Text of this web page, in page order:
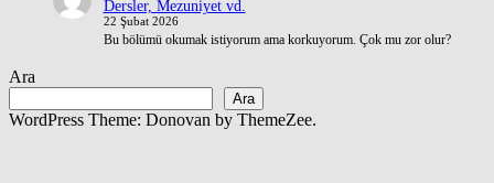
Dersler, Mezuniyet vd.
22 Şubat 2026
Bu bölümü okumak istiyorum ama korkuyorum. Çok mu zor olur?
Ara
Ara
WordPress Theme: Donovan by ThemeZee.